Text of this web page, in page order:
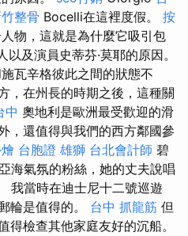
整骨 Bocelli在這裡度假。 按
物，這就是為什麼它吸引包
及演員史蒂芬·莫耶的原因。
瓦辛格彼此之間的狀態不
，在州長的時期之後，這種關
中 奧地利是歐洲最受歡迎的滑
，還值得與我們的西方鄰國參
台胞證 雄獅 台北會計師 碧
海氣氛的粉絲，她的丈夫說唱
我當時在迪士尼十二號巡遊
輪是值得的。 台中 抓龍筋 但
得檢查其他家庭友好的沉船。